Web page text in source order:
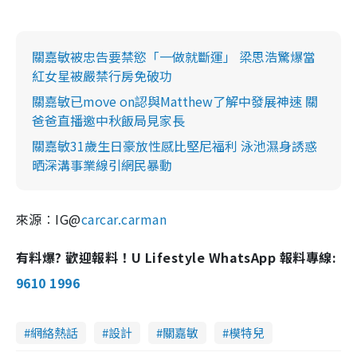
關嘉敏被忠告要禁慾「一做就斷運」 梁思浩驚爆當
紅女星被嚴禁行房免破功
關嘉敏已move on認與Matthew了解中發展神速 關
爸爸直播邀中秋飯局見家長
關嘉敏31歲生日豪放性感比堅尼福利 泳池濕身誘惑
晒深溝事業線引網民暴動
來源︰IG@carcar.carman
有料爆? 歡迎報料！U Lifestyle WhatsApp 報料專線:
9610 1996
網絡熱話 設計 關嘉敏 模特兒